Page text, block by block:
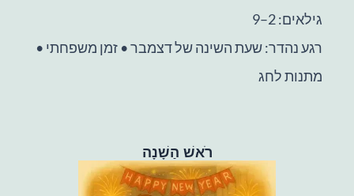
גילאים: 2–9
רגע נהדר: שעת השינה של דצמבר • זמן משפחתי •
מתנות לחג
רֹאשׁ הַשָׁנָה